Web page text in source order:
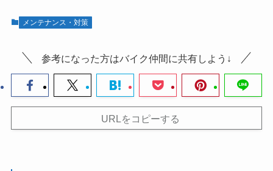
メンテナンス・対策
参考になった方はバイク仲間に共有しよう↓
URLをコピーする